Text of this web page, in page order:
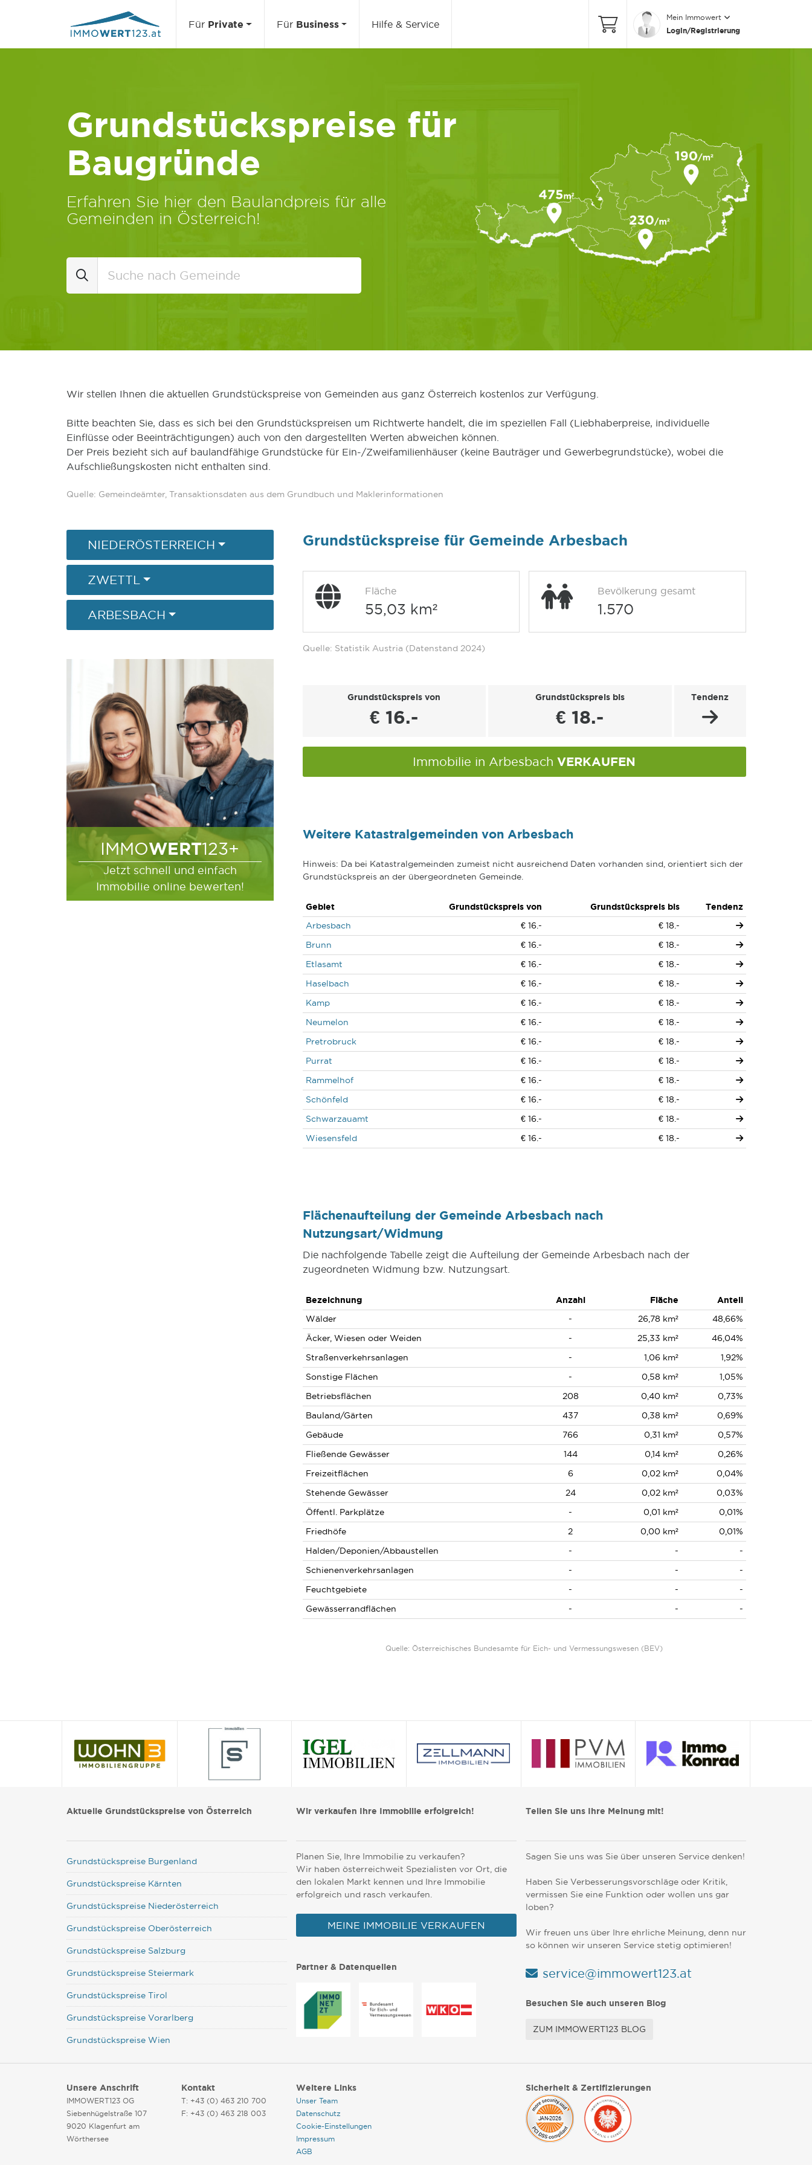
Für Private Für Business Hilfe & Service
Mein Immowert
Login/Registrierung
Grundstückspreise für
Baugründe
Erfahren Sie hier den Baulandpreis für alle
Gemeinden in Österreich!
Wir stellen Ihnen die aktuellen Grundstückspreise von Gemeinden aus ganz Österreich kostenlos zur Verfügung.
Bitte beachten Sie, dass es sich bei den Grundstückspreisen um Richtwerte handelt, die im speziellen Fall (Liebhaberpreise, individuelle
Einflüsse oder Beeinträchtigungen) auch von den dargestellten Werten abweichen können.
Der Preis bezieht sich auf baulandfähige Grundstücke für Ein-/Zweifamilienhäuser (keine Bauträger und Gewerbegrundstücke), wobei die
Aufschließungskosten nicht enthalten sind.
Quelle: Gemeindeämter, Transaktionsdaten aus dem Grundbuch und Maklerinformationen
NIEDERÖSTERREICH
ZWETTL
ARBESBACH
IMMOWERT123+
Jetzt schnell und einfach
Immobilie online bewerten!
Grundstückspreise für Gemeinde Arbesbach
Fläche
55,03 km²
Bevölkerung gesamt
1.570
Quelle: Statistik Austria (Datenstand 2024)
Grundstückspreis von
€ 16.-
Grundstückspreis bis
€ 18.-
Tendenz
Immobilie in Arbesbach VERKAUFEN
Weitere Katastralgemeinden von Arbesbach
Hinweis: Da bei Katastralgemeinden zumeist nicht ausreichend Daten vorhanden sind, orientiert sich der
Grundstückspreis an der übergeordneten Gemeinde.
Gebiet Grundstückspreis von Grundstückspreis bis
Tendenz
Arbesbach
€ 16.-
€ 18.-
Brunn
€ 16.-
€ 18.-
Etlasamt
€ 16.-
€ 18.-
Haselbach
€ 16.-
€ 18.-
Kamp
€ 16.-
€ 18.-
Neumelon
€ 16.-
€ 18.-
Pretrobruck
€ 16.-
€ 18.-
Purrat
€ 16.-
€ 18.-
Rammelhof
€ 16.-
€ 18.-
Schönfeld
€ 16.-
€ 18.-
Schwarzauamt
€ 16.-
€ 18.-
Wiesensfeld
€ 16.- € 18.-
Flächenaufteilung der Gemeinde Arbesbach nach
Nutzungsart/Widmung
Die nachfolgende Tabelle zeigt die Aufteilung der Gemeinde Arbesbach nach der
zugeordneten Widmung bzw. Nutzungsart.
Bezeichnung Anzahl Fläche
Anteil
Wälder
- 26,78 km²
48,66%
Äcker, Wiesen oder Weiden
- 25,33 km²
46,04%
Straßenverkehrsanlagen
- 1,06 km²
1,92%
Sonstige Flächen
- 0,58 km²
1,05%
Betriebsflächen
208 0,40 km²
0,73%
Bauland/Gärten
437 0,38 km²
0,69%
Gebäude
766 0,31 km²
0,57%
Fließende Gewässer
144 0,14 km²
0,26%
Freizeitflächen
6 0,02 km²
0,04%
Stehende Gewässer
24 0,02 km²
0,03%
Öffentl. Parkplätze
- 0,01 km²
0,01%
Friedhöfe
2 0,00 km²
0,01%
Halden/Deponien/Abbaustellen
- -
-
Schienenverkehrsanlagen
- -
-
Feuchtgebiete
- -
-
Gewässerrandflächen
- - -
Quelle: Österreichisches Bundesamte für Eich- und Vermessungswesen (BEV)
Aktuelle Grundstückspreise von Österreich
Grundstückspreise Burgenland
Grundstückspreise Kärnten
Grundstückspreise Niederösterreich
Grundstückspreise Oberösterreich
Grundstückspreise Salzburg
Grundstückspreise Steiermark
Grundstückspreise Tirol
Grundstückspreise Vorarlberg
Grundstückspreise Wien
Wir verkaufen Ihre Immobilie erfolgreich!
Planen Sie, Ihre Immobilie zu verkaufen?
Wir haben österreichweit Spezialisten vor Ort, die
den lokalen Markt kennen und Ihre Immobilie
erfolgreich und rasch verkaufen.
MEINE IMMOBILIE VERKAUFEN
Partner & Datenquellen
Teilen Sie uns Ihre Meinung mit!
Sagen Sie uns was Sie über unseren Service denken!
Haben Sie Verbesserungsvorschläge oder Kritik,
vermissen Sie eine Funktion oder wollen uns gar
loben?
Wir freuen uns über Ihre ehrliche Meinung, denn nur
so können wir unseren Service stetig optimieren!
service@immowert123.at
Besuchen Sie auch unseren Blog
ZUM IMMOWERT123 BLOG
Unsere Anschrift
IMMOWERT123 OG
Siebenhügelstraße 107
9020 Klagenfurt am
Wörthersee
Kontakt
T: +43 (0) 463 210 700
F: +43 (0) 463 218 003
Weitere Links
Unser Team
Datenschutz
Cookie-Einstellungen
Impressum
AGB
Sicherheit & Zertifizierungen